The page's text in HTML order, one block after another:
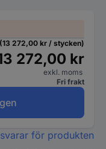
272,00 kr / stycken)
272,00 kr
exkl. moms
Fri frakt
för produkten